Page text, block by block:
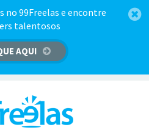
no 99Freelas e encontre
talentosos
AQUI